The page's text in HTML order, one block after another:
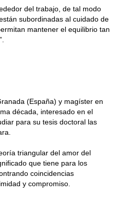
del trabajo, de tal modo
subordinadas al cuidado de
mantener el equilibrio tan
(España) y magíster en
década, interesado en el
para su tesis doctoral las
triangular del amor del
que tiene para los
coincidencias
y compromiso.